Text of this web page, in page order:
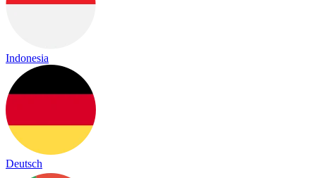
Indonesia
Deutsch